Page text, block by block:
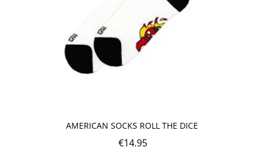
AMERICAN SOCKS ROLL THE DICE
€14.95